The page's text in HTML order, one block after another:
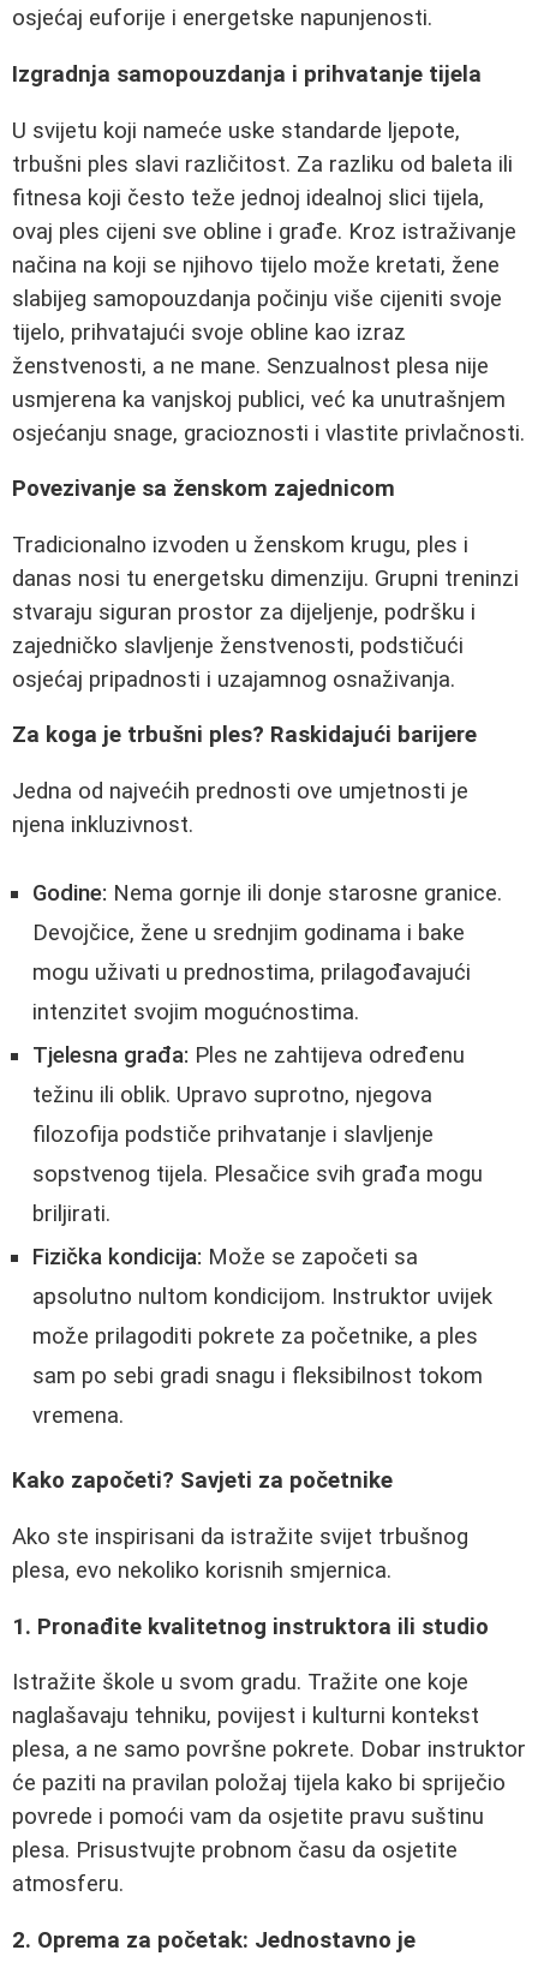
osjećaj euforije i energetske napunjenosti.
Izgradnja samopouzdanja i prihvatanje tijela
U svijetu koji nameće uske standarde ljepote,
trbušni ples slavi različitost. Za razliku od baleta ili
fitnesa koji često teže jednoj idealnoj slici tijela,
ovaj ples cijeni sve obline i građe. Kroz istraživanje
načina na koji se njihovo tijelo može kretati, žene
slabijeg samopouzdanja počinju više cijeniti svoje
tijelo, prihvatajući svoje obline kao izraz
ženstvenosti, a ne mane. Senzualnost plesa nije
usmjerena ka vanjskoj publici, već ka unutrašnjem
osjećanju snage, gracioznosti i vlastite privlačnosti.
Povezivanje sa ženskom zajednicom
Tradicionalno izvoden u ženskom krugu, ples i
danas nosi tu energetsku dimenziju. Grupni treninzi
stvaraju siguran prostor za dijeljenje, podršku i
zajedničko slavljenje ženstvenosti, podstičući
osjećaj pripadnosti i uzajamnog osnaživanja.
Za koga je trbušni ples? Raskidajući barijere
Jedna od najvećih prednosti ove umjetnosti je
njena inkluzivnost.
Godine: Nema gornje ili donje starosne granice.
Devojčice, žene u srednjim godinama i bake
mogu uživati u prednostima, prilagođavajući
intenzitet svojim mogućnostima.
Tjelesna građa: Ples ne zahtijeva određenu
težinu ili oblik. Upravo suprotno, njegova
filozofija podstiče prihvatanje i slavljenje
sopstvenog tijela. Plesačice svih građa mogu
briljirati.
Fizička kondicija: Može se započeti sa
apsolutno nultom kondicijom. Instruktor uvijek
može prilagoditi pokrete za početnike, a ples
sam po sebi gradi snagu i fleksibilnost tokom
vremena.
Kako započeti? Savjeti za početnike
Ako ste inspirisani da istražite svijet trbušnog
plesa, evo nekoliko korisnih smjernica.
1. Pronađite kvalitetnog instruktora ili studio
Istražite škole u svom gradu. Tražite one koje
naglašavaju tehniku, povijest i kulturni kontekst
plesa, a ne samo površne pokrete. Dobar instruktor
će paziti na pravilan položaj tijela kako bi spriječio
povrede i pomoći vam da osjetite pravu suštinu
plesa. Prisustvujte probnom času da osjetite
atmosferu.
2. Oprema za početak: Jednostavno je